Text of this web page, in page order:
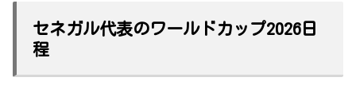
セネガル代表のワールドカップ2026日
程